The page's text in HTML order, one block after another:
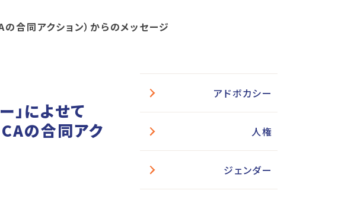
合同アクション）からのメッセージ
」によせて
の合同アク
アドボカシー
人権
ジェンダー